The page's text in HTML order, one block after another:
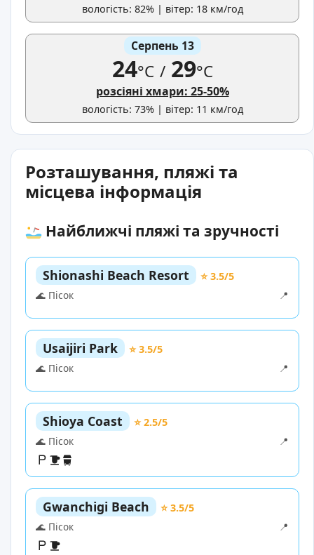
вологість: 82% | вітер: 18 км/год
Серпень 13
24°C /29°C
розсіяні хмари: 25-50%
вологість: 73% | вітер: 11 км/год
Розташування, пляжі та
місцева інформація
Найближчі пляжі та зручності
Shionashi Beach Resort
⭐ 3.5/5
🌊 Пісок
📍
Usaijiri Park
⭐ 3.5/5
🌊 Пісок
📍
Shioya Coast
⭐ 2.5/5
🌊 Пісок
📍
Gwanchigi Beach
⭐ 3.5/5
🌊 Пісок
📍